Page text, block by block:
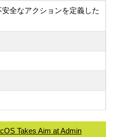
全なアクションを定義した
Takes Aim at Admin